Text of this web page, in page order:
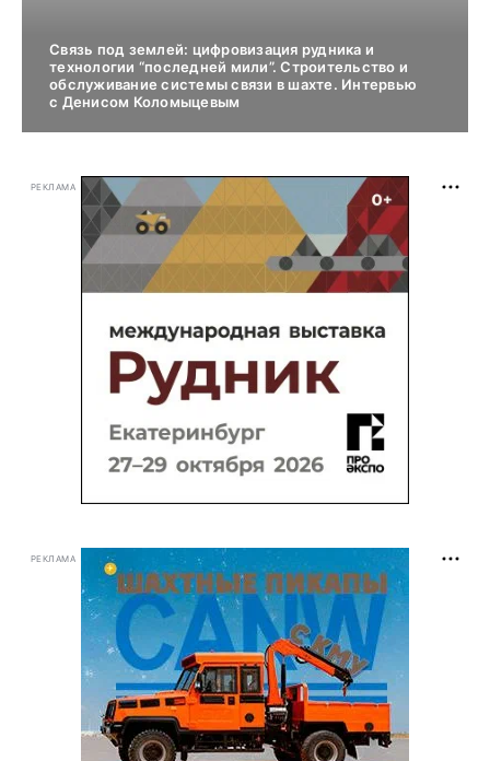
Связь под землей: цифровизация рудника и
технологии “последней мили”. Строительство и
обслуживание системы связи в шахте. Интервью
с Денисом Коломыцевым
РЕКЛАМА
РЕКЛАМА